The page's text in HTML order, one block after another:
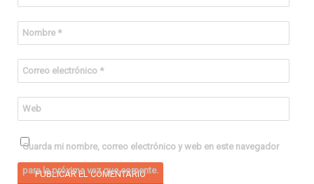
Nombre *
Correo electrónico *
Web
Guarda mi nombre, correo electrónico y web en este navegador
para la próxima vez que comente.